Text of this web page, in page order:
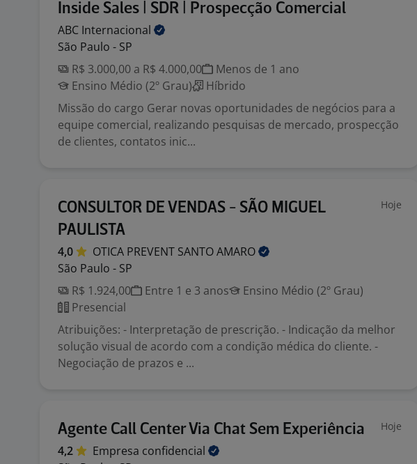
Inside Sales | SDR | Prospecção Comercial
ABC Internacional
São Paulo - SP
R$ 3.000,00 a R$ 4.000,00
Menos de 1 ano
Ensino Médio (2º Grau)
Híbrido
Missão do cargo Gerar novas oportunidades de negócios para a
equipe comercial, realizando pesquisas de mercado, prospecção
de clientes, contatos inic...
CONSULTOR DE VENDAS - SÃO MIGUEL
PAULISTA
Hoje
4,0 OTICA PREVENT SANTOAMARO
São Paulo - SP
R$ 1.924,00
Entre 1 e 3 anos
Ensino Médio (2º Grau)
Presencial
Atribuições: - Interpretação de prescrição. - Indicação da melhor
solução visual de acordo com a condição médica do cliente. -
Negociação de prazos e ...
Agente Call Center Via Chat Sem Experiência Hoje
4,2 Empresa confidencial